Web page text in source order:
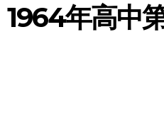
1964年高中